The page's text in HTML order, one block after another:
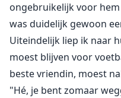
ongebruikelijk voor
was duidelijk gewoon
Uiteindelijk liep ik naar
moest blijven voor
beste vriendin, moest
"Hé, je bent zomaar